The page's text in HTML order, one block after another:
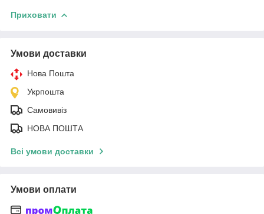
Приховати
Умови доставки
Нова Пошта
Укрпошта
Самовивіз
НОВА ПОШТА
Всі умови доставки
Умови оплати